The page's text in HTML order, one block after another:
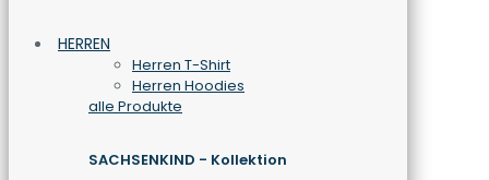
HERREN
Herren T-Shirt
Herren Hoodies
alle Produkte
SACHSENKIND - Kollektion